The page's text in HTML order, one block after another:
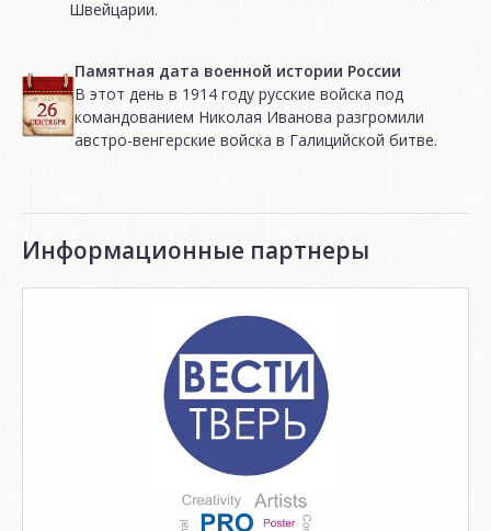
Швейцарии.
Памятная дата военной истории России
В этот день в 1914 году русские войска под
командованием Николая Иванова разгромили
австро-венгерские войска в Галицийской битве.
Информационные партнеры